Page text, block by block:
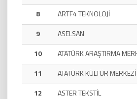
8
ARTF4 TEKNOLOJİ
9
ASELSAN
10
ATATÜRK ARAŞTIRMA
11
ATATÜRK KÜLTÜR MERKEZİ
12
ASTER TEKSTİL